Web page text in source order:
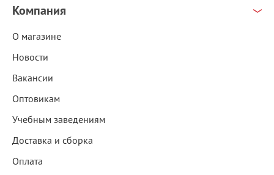
Компания
О магазине
Новости
Вакансии
Оптовикам
Учебным заведениям
Доставка и сборка
Оплата